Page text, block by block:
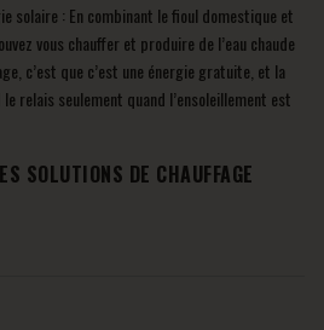
solaire : En combinant le fioul domestique et
vous chauffer et produire de l’eau chaude
c’est que c’est une énergie gratuite, et la
relais seulement quand l’ensoleillement est
SOLUTIONS DE CHAUFFAGE